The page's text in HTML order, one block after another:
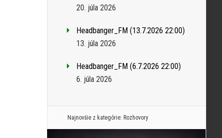
20. júla 2026
Headbanger_FM (13.7.2026 22:00)
13. júla 2026
Headbanger_FM (6.7.2026 22:00)
6. júla 2026
Najnovšie z kategórie: Rozhovory